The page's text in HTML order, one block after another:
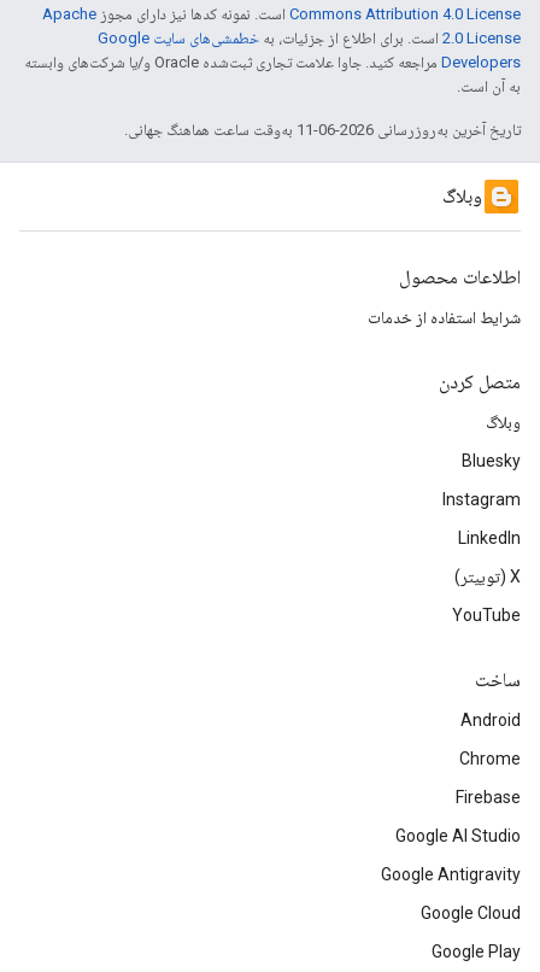
Commons Attribution 4.0 License است. نمونه کدها نیز دارای مجوز Apache
2.0 License است. برای اطلاع از جزئیات، به
خطمشی‌های سایت Google
Developers‏
مراجعه کنید. جاوا علامت تجاری ثبت‌شده Oracle و/یا شرکت‌های وابسته
به آن است.
تاریخ آخرین به‌روزرسانی 2026-06-11 به‌وقت ساعت هماهنگ جهانی.
وبلاگ
اطلاعات محصول
شرایط استفاده از خدمات
متصل کردن
وبلاگ
Bluesky
Instagram
LinkedIn
‫X (توییتر)
YouTube
ساخت
Android
Chrome
Firebase
Google AI Studio
Google Antigravity
Google Cloud
Google Play